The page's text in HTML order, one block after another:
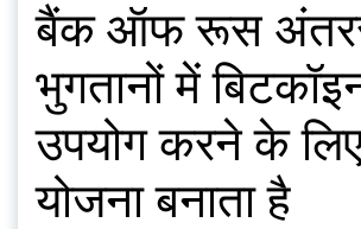
बैंक ऑफ रूस
भुगतानों में
उपयोग करने के
योजना बनाता है